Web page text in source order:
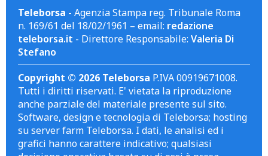
Teleborsa - Agenzia Stampa reg. Tribunale Roma
n. 169/61 del 18/02/1961 – email: redazione
teleborsa.it - Direttore Responsabile: Valeria Di
Stefano
Copyright © 2026 Teleborsa P.IVA 00919671008.
Tutti i diritti riservati. E' vietata la riproduzione
anche parziale del materiale presente sul sito.
Software, design e tecnologia di Teleborsa; hosting
su server farm Teleborsa. I dati, le analisi ed i
grafici hanno carattere indicativo; qualsiasi